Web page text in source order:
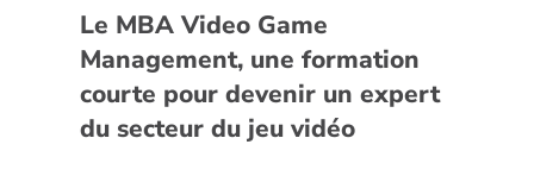
Le MBA Video Game
Management, une formation
courte pour devenir un expert
du secteur du jeu vidéo